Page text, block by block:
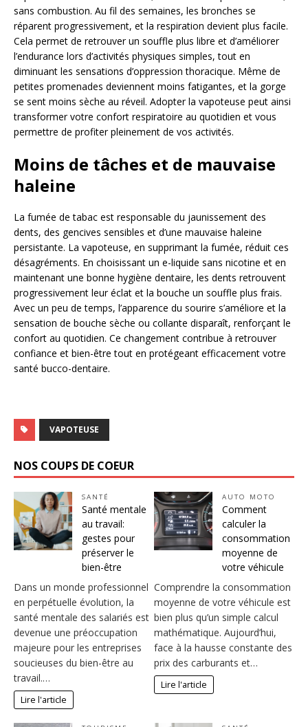
sans combustion. Au fil des semaines, les bronches se
réparent progressivement, et la respiration devient plus facile.
Cela permet de retrouver un souffle plus libre et d’améliorer
l’endurance lors d’activités physiques simples, tout en
diminuant les sensations d’oppression thoracique. Même de
petites promenades deviennent moins fatigantes, et la gorge
se sent moins sèche au réveil. Adopter la vapoteuse peut ainsi
transformer votre confort respiratoire au quotidien et vous
permettre de profiter pleinement de vos activités.
Moins de tâches et de mauvaise
haleine
La fumée de tabac est responsable du jaunissement des
dents, des gencives sensibles et d’une mauvaise haleine
persistante. La vapoteuse, en supprimant la fumée, réduit ces
désagréments. En choisissant un e-liquide sans nicotine et en
maintenant une bonne hygiène dentaire, les dents retrouvent
progressivement leur éclat et la bouche un souffle plus frais.
Avec un peu de temps, l’apparence du sourire s’améliore et la
sensation de bouche sèche ou collante disparaît, renforçant le
confort au quotidien. Ce changement contribue à retrouver
confiance et bien-être tout en protégeant efficacement votre
santé bucco-dentaire.
VAPOTEUSE
NOS COUPS DE COEUR
SANTÉ
Santé mentale
au travail:
gestes pour
préserver le
bien-être
Dans un monde professionnel
en perpétuelle évolution, la
santé mentale des salariés est
devenue une préoccupation
majeure pour les entreprises
soucieuses du bien-être au
travail.…
Lire l'article
AUTO MOTO
Comment
calculer la
consommation
moyenne de
votre véhicule
Comprendre la consommation
moyenne de votre véhicule est
bien plus qu’un simple calcul
mathématique. Aujourd’hui,
face à la hausse constante des
prix des carburants et…
Lire l'article